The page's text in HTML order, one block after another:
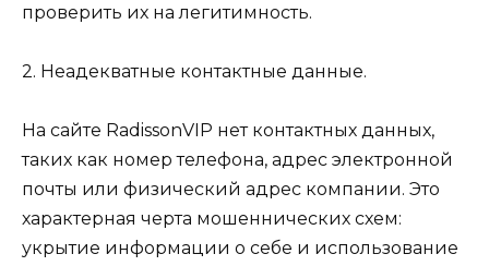
проверить их на легитимность.
2. Неадекватные контактные данные.
На сайте RadissonVIP нет контактных данных,
таких как номер телефона, адрес электронной
почты или физический адрес компании. Это
характерная черта мошеннических схем:
укрытие информации о себе и использование